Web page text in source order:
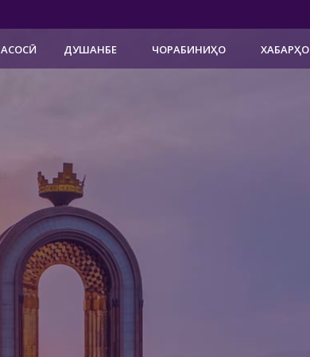
АСОСӢ ДУШАНБЕ ЧОРАБИНИҲО ХАБАРҲО